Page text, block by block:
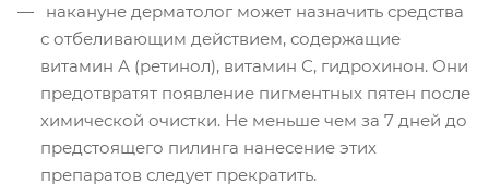
накануне дерматолог может назначить средства
с отбеливающим действием, содержащие
витамин А (ретинол), витамин С, гидрохинон. Они
предотвратят появление пигментных пятен после
химической очистки. Не меньше чем за 7 дней до
предстоящего пилинга нанесение этих
препаратов следует прекратить.